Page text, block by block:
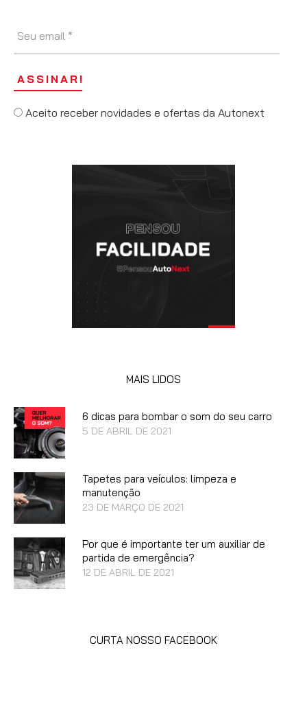
Aceito receber novidades e ofertas da Autonext
MAIS LIDOS
6 dicas para bombar o som do seu carro
5 DE ABRIL DE 2021
Tapetes para veículos: limpeza e
manutenção
23 DE MARÇO DE 2021
Por que é importante ter um auxiliar de
partida de emergência?
12 DE ABRIL DE 2021
CURTA NOSSO FACEBOOK